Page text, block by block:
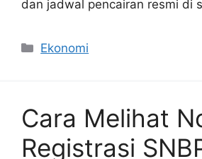
dan jadwal pencairan resmi di
Categories
Ekonomi
Cara Melihat
Registrasi